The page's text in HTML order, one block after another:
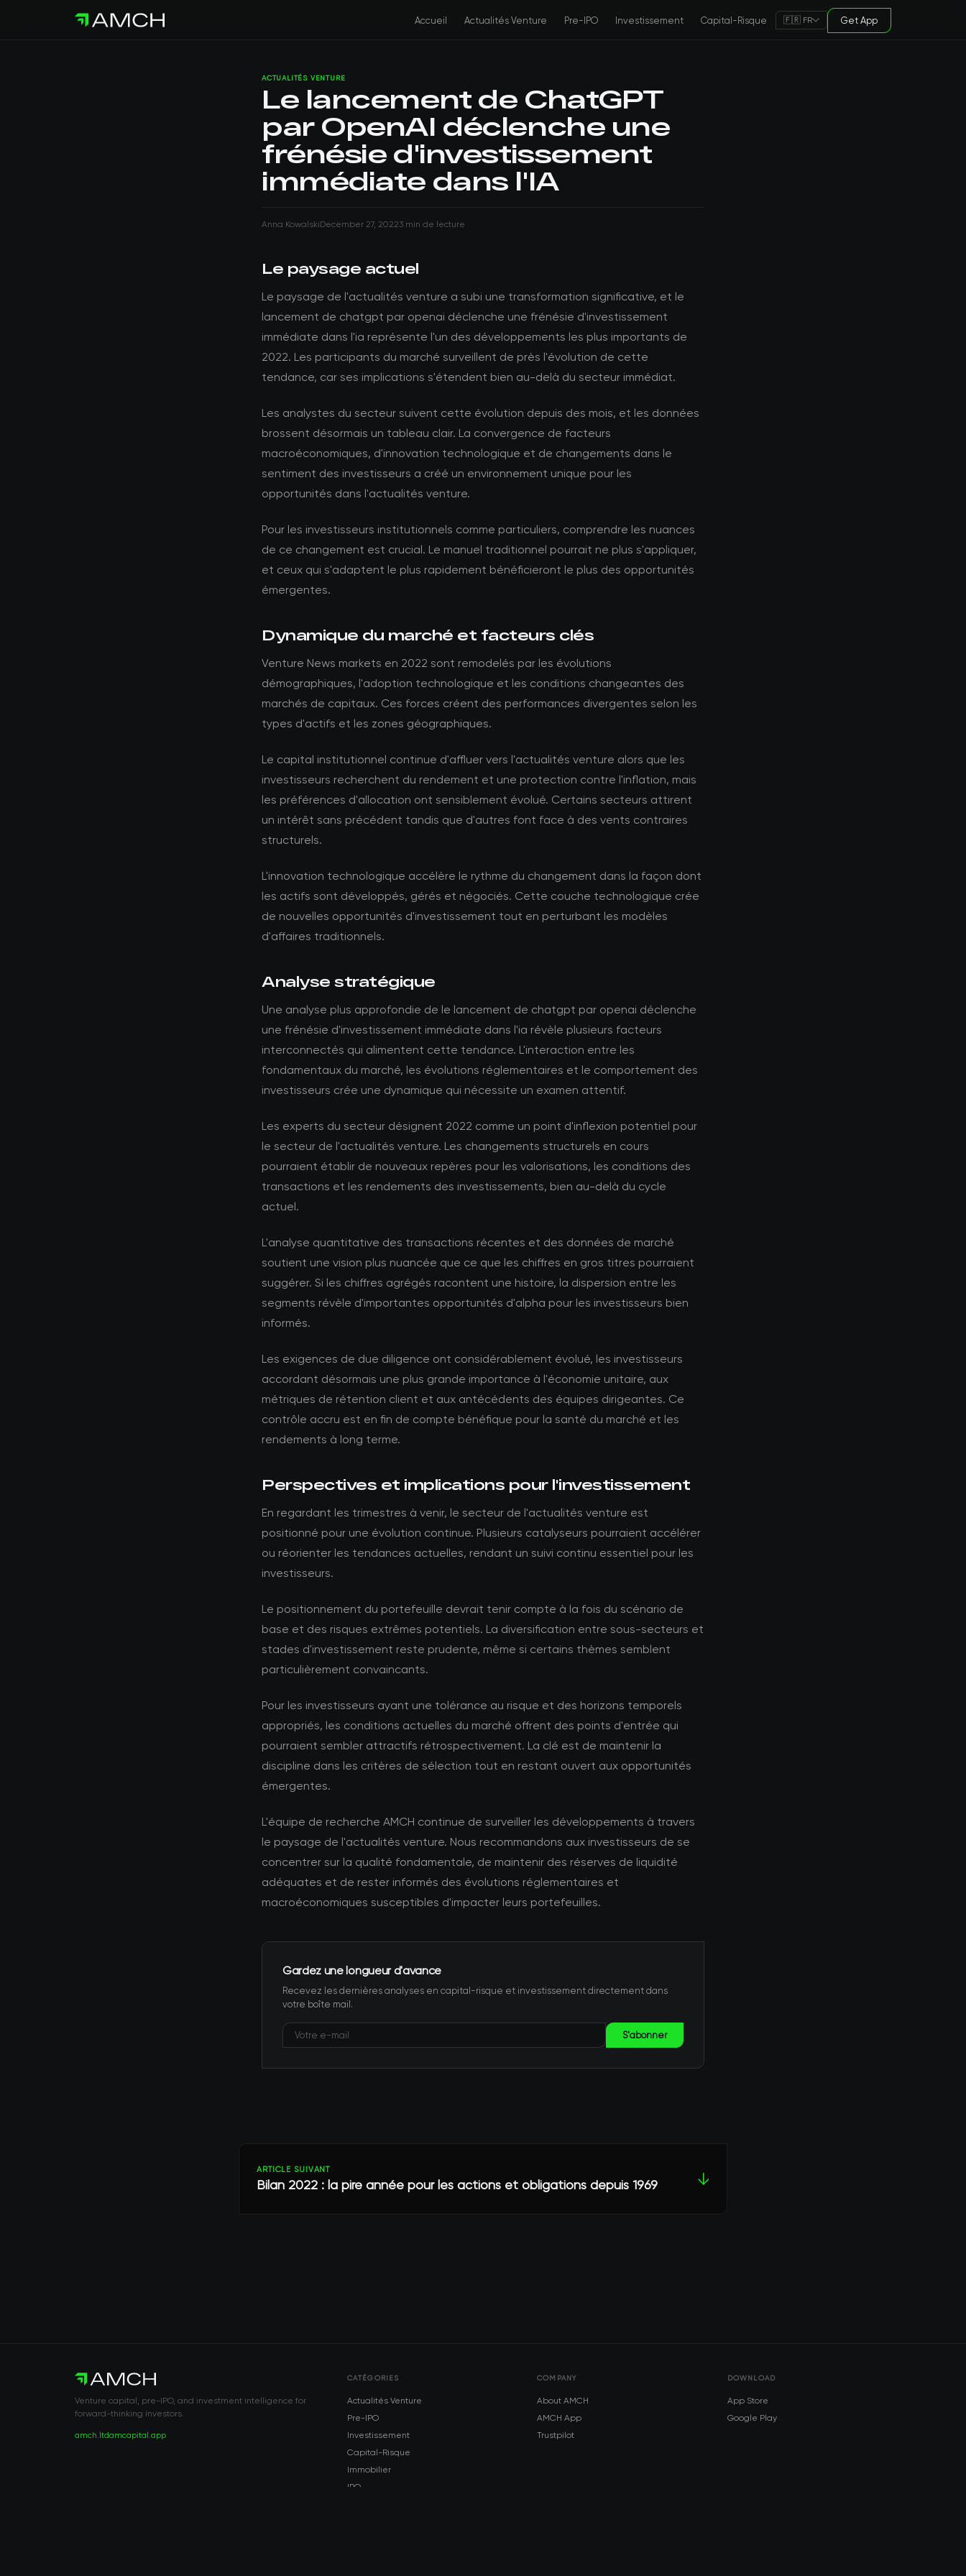
Accueil Actualités Venture Pre-IPO Investissement Capital-Risque 🇫🇷 FR Get App
ACTUALITÉS VENTURE
Le lancement de ChatGPT
par OpenAI déclenche une
frénésie d'investissement
immédiate dans l'IA
Anna KowalskiDecember 27, 20223 min de lecture
Le paysage actuel
Le paysage de l'actualités venture a subi une transformation significative, et le
lancement de chatgpt par openai déclenche une frénésie d'investissement
immédiate dans l'ia représente l'un des développements les plus importants de
2022. Les participants du marché surveillent de près l'évolution de cette
tendance, car ses implications s'étendent bien au-delà du secteur immédiat.
Les analystes du secteur suivent cette évolution depuis des mois, et les données
brossent désormais un tableau clair. La convergence de facteurs
macroéconomiques, d'innovation technologique et de changements dans le
sentiment des investisseurs a créé un environnement unique pour les
opportunités dans l'actualités venture.
Pour les investisseurs institutionnels comme particuliers, comprendre les nuances
de ce changement est crucial. Le manuel traditionnel pourrait ne plus s'appliquer,
et ceux qui s'adaptent le plus rapidement bénéficieront le plus des opportunités
émergentes.
Dynamique du marché et facteurs clés
Venture News markets en 2022 sont remodelés par les évolutions
démographiques, l'adoption technologique et les conditions changeantes des
marchés de capitaux. Ces forces créent des performances divergentes selon les
types d'actifs et les zones géographiques.
Le capital institutionnel continue d'affluer vers l'actualités venture alors que les
investisseurs recherchent du rendement et une protection contre l'inflation, mais
les préférences d'allocation ont sensiblement évolué. Certains secteurs attirent
un intérêt sans précédent tandis que d'autres font face à des vents contraires
structurels.
L'innovation technologique accélère le rythme du changement dans la façon dont
les actifs sont développés, gérés et négociés. Cette couche technologique crée
de nouvelles opportunités d'investissement tout en perturbant les modèles
d'affaires traditionnels.
Analyse stratégique
Une analyse plus approfondie de le lancement de chatgpt par openai déclenche
une frénésie d'investissement immédiate dans l'ia révèle plusieurs facteurs
interconnectés qui alimentent cette tendance. L'interaction entre les
fondamentaux du marché, les évolutions réglementaires et le comportement des
investisseurs crée une dynamique qui nécessite un examen attentif.
Les experts du secteur désignent 2022 comme un point d'inflexion potentiel pour
le secteur de l'actualités venture. Les changements structurels en cours
pourraient établir de nouveaux repères pour les valorisations, les conditions des
transactions et les rendements des investissements, bien au-delà du cycle
actuel.
L'analyse quantitative des transactions récentes et des données de marché
soutient une vision plus nuancée que ce que les chiffres en gros titres pourraient
suggérer. Si les chiffres agrégés racontent une histoire, la dispersion entre les
segments révèle d'importantes opportunités d'alpha pour les investisseurs bien
informés.
Les exigences de due diligence ont considérablement évolué, les investisseurs
accordant désormais une plus grande importance à l'économie unitaire, aux
métriques de rétention client et aux antécédents des équipes dirigeantes. Ce
contrôle accru est en fin de compte bénéfique pour la santé du marché et les
rendements à long terme.
Perspectives et implications pour l'investissement
En regardant les trimestres à venir, le secteur de l'actualités venture est
positionné pour une évolution continue. Plusieurs catalyseurs pourraient accélérer
ou réorienter les tendances actuelles, rendant un suivi continu essentiel pour les
investisseurs.
Le positionnement du portefeuille devrait tenir compte à la fois du scénario de
base et des risques extrêmes potentiels. La diversification entre sous-secteurs et
stades d'investissement reste prudente, même si certains thèmes semblent
particulièrement convaincants.
Pour les investisseurs ayant une tolérance au risque et des horizons temporels
appropriés, les conditions actuelles du marché offrent des points d'entrée qui
pourraient sembler attractifs rétrospectivement. La clé est de maintenir la
discipline dans les critères de sélection tout en restant ouvert aux opportunités
émergentes.
L'équipe de recherche AMCH continue de surveiller les développements à travers
le paysage de l'actualités venture. Nous recommandons aux investisseurs de se
concentrer sur la qualité fondamentale, de maintenir des réserves de liquidité
adéquates et de rester informés des évolutions réglementaires et
macroéconomiques susceptibles d'impacter leurs portefeuilles.
Gardez une longueur d'avance
Recevez les dernières analyses en capital-risque et investissement directement dans
votre boîte mail.
S'abonner
ARTICLE SUIVANT
Bilan 2022 : la pire année pour les actions et obligations depuis 1969 ↓
Venture capital, pre-IPO, and investment intelligence for
forward-thinking investors.
amch.ltdamcapital.app
CATÉGORIES
Actualités Venture
Pre-IPO
Investissement
Capital-Risque
Immobilier
IPO
COMPANY
About AMCH
AMCH App
Trustpilot
DOWNLOAD
App Store
Google Play